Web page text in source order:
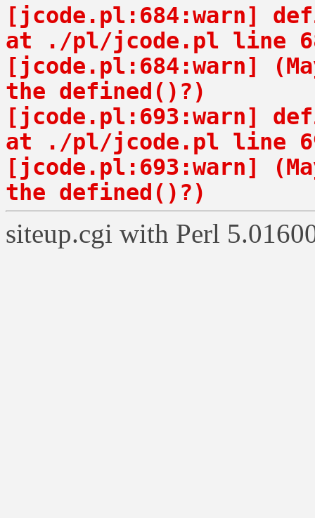
[jcode.pl:684:warn]
at ./pl/jcode.pl line
[jcode.pl:684:warn]
the defined()?)
[jcode.pl:693:warn]
at ./pl/jcode.pl line
[jcode.pl:693:warn]
the defined()?)
siteup.cgi with Perl